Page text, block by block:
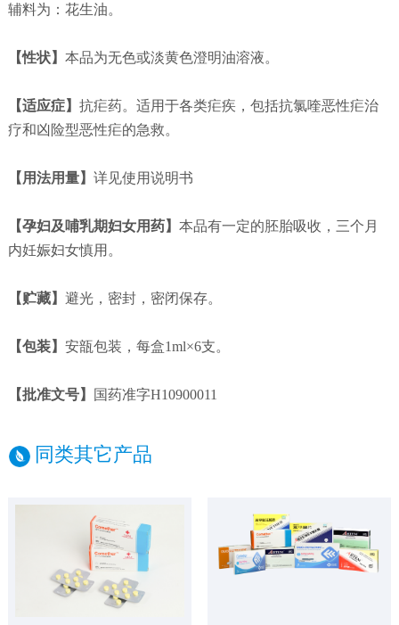
辅料为：花生油。
【性状】 本品为无色或淡黄色澄明油溶液。
【适应症】 抗疟药。适用于各类疟疾，包括抗氯喹恶性疟治
疗和凶险型恶性疟的急救。
【用法用量】 详见使用说明书
【孕妇及哺乳期妇女用药】 本品有一定的胚胎吸收，三个月
内妊娠妇女慎用。
【贮藏】 避光，密封，密闭保存。
【包装】 安瓿包装，每盒1ml×6支。
【批准文号】 国药准字H10900011
同类其它产品